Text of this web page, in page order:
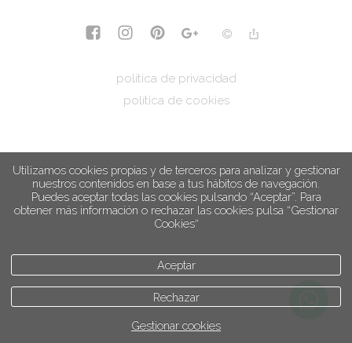
política de privacidad
política de cookies
Utilizamos cookies propias y de terceros para analizar y gestionar
nuestros contenidos en base a tus hábitos de navegación.
Puedes aceptar todas las cookies pulsando “Aceptar”. Para
obtener más información o rechazar las cookies pulsa “Gestionar
Cookies“
Aceptar
Rechazar
Gestionar cookies